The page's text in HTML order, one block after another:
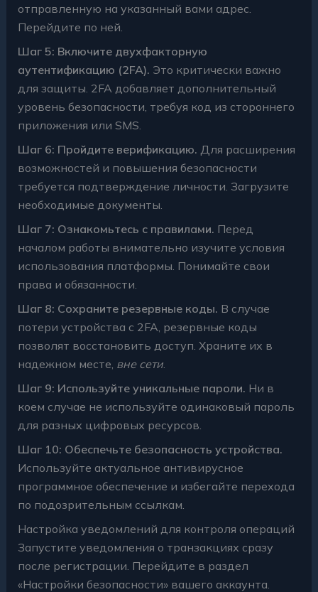
отправленную на указанный вами адрес.
Перейдите по ней.
Шаг 5: Включите двухфакторную
аутентификацию (2FA). Это критически важно
для защиты. 2FA добавляет дополнительный
уровень безопасности, требуя код из стороннего
приложения или SMS.
Шаг 6: Пройдите верификацию. Для расширения
возможностей и повышения безопасности
требуется подтверждение личности. Загрузите
необходимые документы.
Шаг 7: Ознакомьтесь с правилами. Перед
началом работы внимательно изучите условия
использования платформы. Понимайте свои
права и обязанности.
Шаг 8: Сохраните резервные коды. В случае
потери устройства с 2FA, резервные коды
позволят восстановить доступ. Храните их в
надежном месте, вне сети.
Шаг 9: Используйте уникальные пароли. Ни в
коем случае не используйте одинаковый пароль
для разных цифровых ресурсов.
Шаг 10: Обеспечьте безопасность устройства.
Используйте актуальное антивирусное
программное обеспечение и избегайте перехода
по подозрительным ссылкам.
Настройка уведомлений для контроля операций
Запустите уведомления о транзакциях сразу
после регистрации. Перейдите в раздел
«Настройки безопасности» вашего аккаунта.